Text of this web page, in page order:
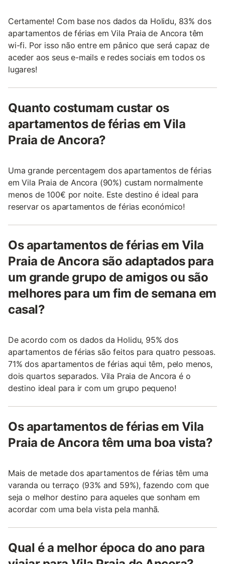
Certamente! Com base nos dados da Holidu, 83% dos
apartamentos de férias em Vila Praia de Ancora têm
wi-fi. Por isso não entre em pânico que será capaz de
aceder aos seus e-mails e redes sociais em todos os
lugares!
Quanto costumam custar os
apartamentos de férias em Vila
Praia de Ancora?
Uma grande percentagem dos apartamentos de férias
em Vila Praia de Ancora (90%) custam normalmente
menos de 100€ por noite. Este destino é ideal para
reservar os apartamentos de férias económico!
Os apartamentos de férias em Vila
Praia de Ancora são adaptados para
um grande grupo de amigos ou são
melhores para um fim de semana em
casal?
De acordo com os dados da Holidu, 95% dos
apartamentos de férias são feitos para quatro pessoas.
71% dos apartamentos de férias aqui têm, pelo menos,
dois quartos separados. Vila Praia de Ancora é o
destino ideal para ir com um grupo pequeno!
Os apartamentos de férias em Vila
Praia de Ancora têm uma boa vista?
Mais de metade dos apartamentos de férias têm uma
varanda ou terraço (93% and 59%), fazendo com que
seja o melhor destino para aqueles que sonham em
acordar com uma bela vista pela manhã.
Qual é a melhor época do ano para